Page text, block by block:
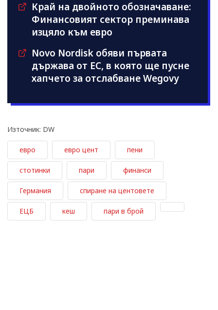
Край на двойното обозначаване:
Финансовият сектор преминава
изцяло към евро
Novo Nordisk обяви първата
държава от ЕС, в която ще пусне
хапчето за отслабване Wegovy
Източник: DW
евро евро цент пени
стотинки пари финанси
Германия спиране на центовете
ЕЦБ кеш пари в брой